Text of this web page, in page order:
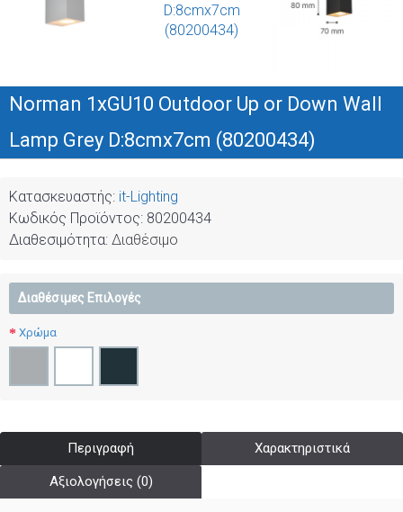
Norman 1xGU10 Outdoor Up or Down Wall
Lamp Grey D:8cmx7cm (80200434)
Κατασκευαστής: it-Lighting
Κωδικός Προϊόντος: 80200434
Διαθεσιμότητα: Διαθέσιμο
Διαθέσιμες Επιλογές
Χρώμα
Περιγραφή Χαρακτηριστικά
Αξιολογήσεις (0)